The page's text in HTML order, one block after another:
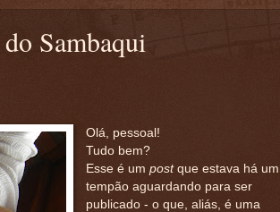
Sambaqui
Olá, pessoal!
Tudo bem?
Esse é um postque estava há um
tempão aguardando para ser
publicado - o que, aliás, é uma